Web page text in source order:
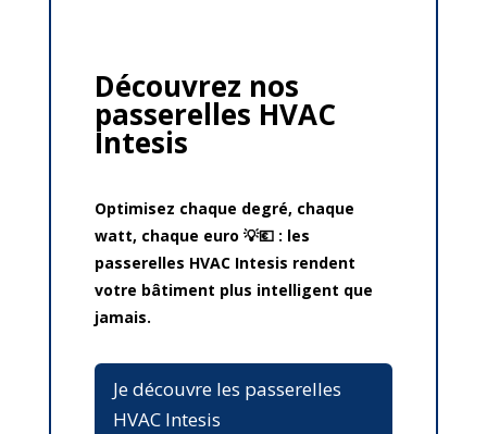
Découvrez nos
passerelles HVAC
Intesis
Optimisez chaque degré, chaque
watt, chaque euro 💡💶 : les
passerelles HVAC Intesis rendent
votre bâtiment plus intelligent que
jamais.
Je découvre les passerelles
HVAC Intesis